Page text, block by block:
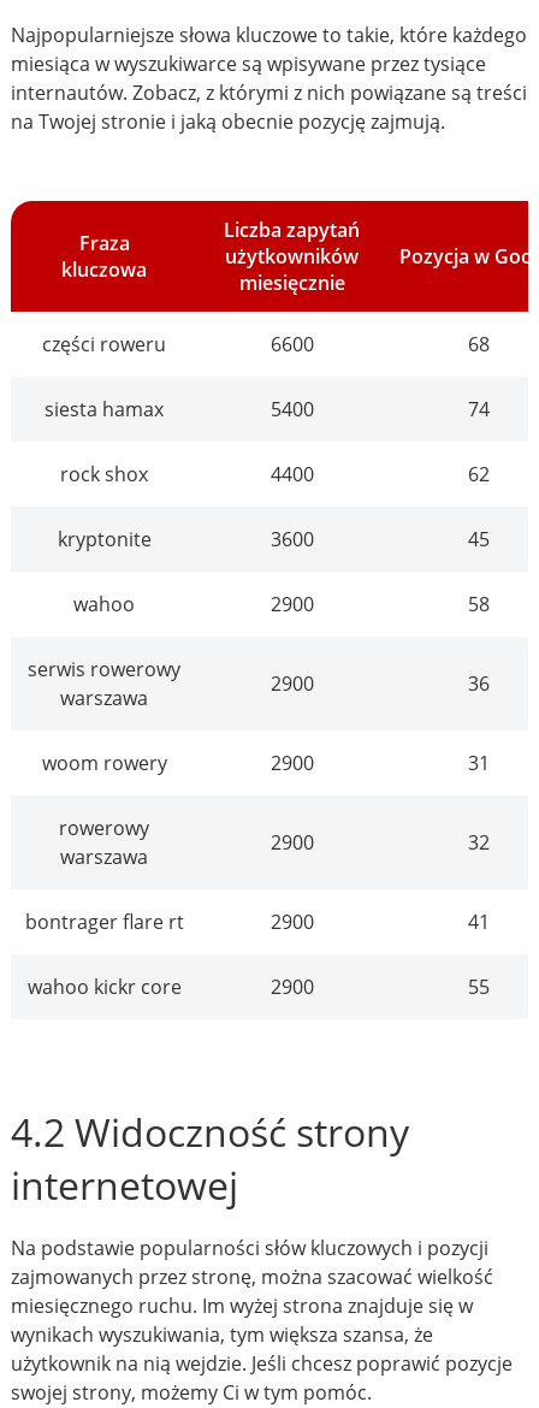
Najpopularniejsze słowa kluczowe to takie, które każdego
miesiąca w wyszukiwarce są wpisywane przez tysiące
internautów. Zobacz, z którymi z nich powiązane są treści
na Twojej stronie i jaką obecnie pozycję zajmują.
Fraza
kluczowa
Liczba zapytań
użytkowników
miesięcznie
Pozycja w
części roweru 6600 68
siesta hamax 5400 74
rock shox 4400 62
kryptonite 3600 45
wahoo 2900 58
serwis rowerowy
warszawa
2900 36
woom rowery 2900 31
rowerowy
warszawa
2900 32
bontrager flare rt 2900 41
wahoo kickr core 2900 55
4.2 Widoczność strony
internetowej
Na podstawie popularności słów kluczowych i pozycji
zajmowanych przez stronę, można szacować wielkość
miesięcznego ruchu. Im wyżej strona znajduje się w
wynikach wyszukiwania, tym większa szansa, że
użytkownik na nią wejdzie. Jeśli chcesz poprawić pozycje
swojej strony, możemy Ci w tym pomóc.